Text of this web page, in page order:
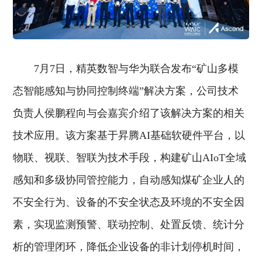
7月7日，精英数智与华为联合发布“矿山多模
态智能感知与协同控制终端”解决方案，公司技术
负责人侯鹏程向与会嘉宾介绍了该解决方案的相关
技术应用。该方案基于昇腾AI基础软硬件平台，以
物联、视联、智联为技术手段，构建矿山AIoT全域
感知和多级协同管控能力，自动感知煤矿企业人的
不安全行为、设备的不安全状态及环境的不安全因
素，实现监测预警、联动控制、处置反馈、统计分
析的管理闭环，降低企业设备的非计划停机时间，